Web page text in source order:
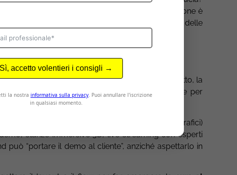
queste sensazioni anche quando la conversazione è
domande diventano i pilastri del
e delle
del cliente
l’esperienza sensoriale del prodotto: il tatto, la
marche stanno sperimentando strategie ibride per
anche a distanza.
campioni, materiali tattili, elementi scenografici)
stanze immersive 3D, live streaming con esperti
“portare il demo al cliente”, anziché aspettarlo in